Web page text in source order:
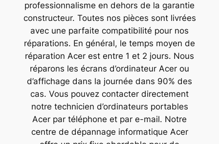
professionnalisme en dehors de la garantie
constructeur. Toutes nos pièces sont livrées
avec une parfaite compatibilité pour nos
réparations. En général, le temps moyen de
réparation Acer est entre 1 et 2 jours. Nous
réparons les écrans d’ordinateur Acer ou
d’affichage dans la journée dans 90% des
cas. Vous pouvez contacter directement
notre technicien d’ordinateurs portables
Acer par téléphone et par e-mail. Notre
centre de dépannage informatique Acer